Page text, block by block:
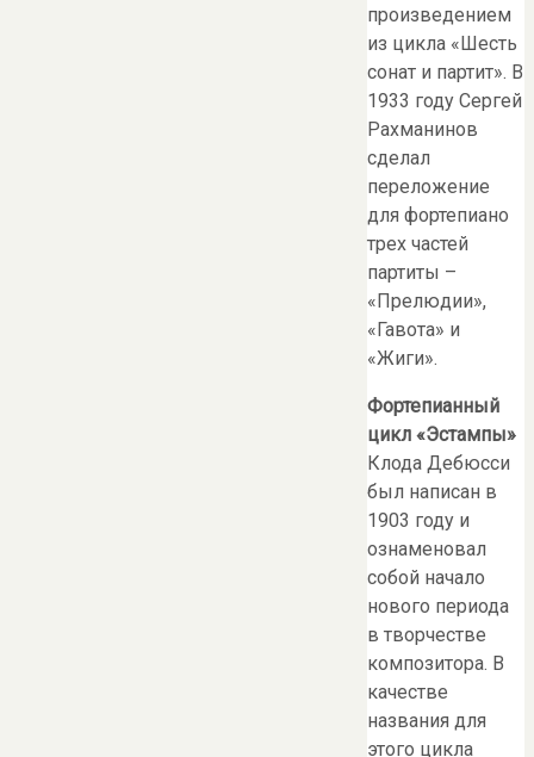
произведением
из цикла «Шесть
сонат и партит». В
1933 году Сергей
Рахманинов
сделал
переложение
для фортепиано
трех частей
партиты –
«Прелюдии»,
«Гавота» и
«Жиги».
Фортепианный
цикл «Эстампы»
Клода Дебюсси
был написан в
1903 году и
ознаменовал
собой начало
нового периода
в творчестве
композитора. В
качестве
названия для
этого цикла